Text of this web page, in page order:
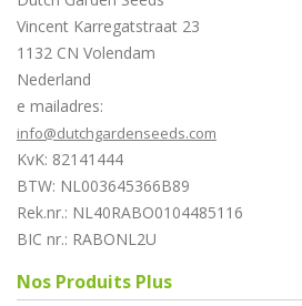
Vincent Karregatstraat 23
1132 CN Volendam
Nederland
e mailadres:
info@dutchgardenseeds.com
KvK: 82141444
BTW: NL003645366B89
Rek.nr.: NL40RABO0104485116
BIC nr.: RABONL2U
Nos Produits Plus